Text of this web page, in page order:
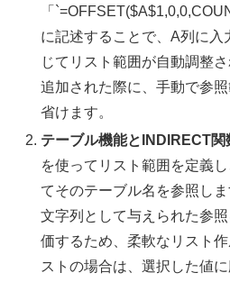
「
に記述することで、A列に
じてリスト範囲が自動調整
追加された際に、手動で参
省けます。
テーブル機能とINDIRECT関
を使ってリスト範囲を定義
てそのテーブル名を参照し
文字列として与えられた参
価するため、柔軟なリスト
ストの場合は、選択した値